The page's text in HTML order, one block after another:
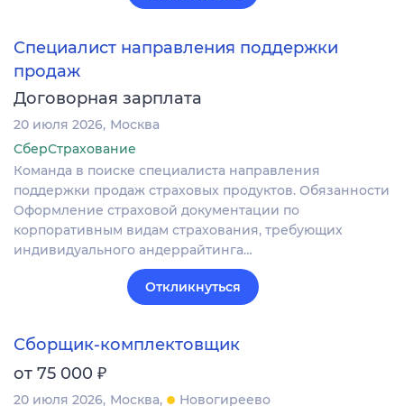
Специалист направления поддержки
продаж
Договорная зарплата
20 июля 2026 Москва
СберСтрахование
Команда в поиске специалиста направления
поддержки продаж страховых продуктов. Обязанности
Оформление страховой документации по
корпоративным видам страхования, требующих
индивидуального андеррайтинга…
Откликнуться
Сборщик-комплектовщик
от 75 000 ₽
20 июля 2026 Москва Новогиреево